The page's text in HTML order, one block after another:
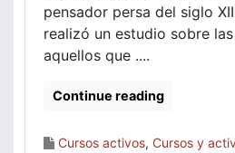
pensador persa del siglo
realizó un estudio sobre
aquellos que ....
Continue reading
Cursos activos, Cursos y